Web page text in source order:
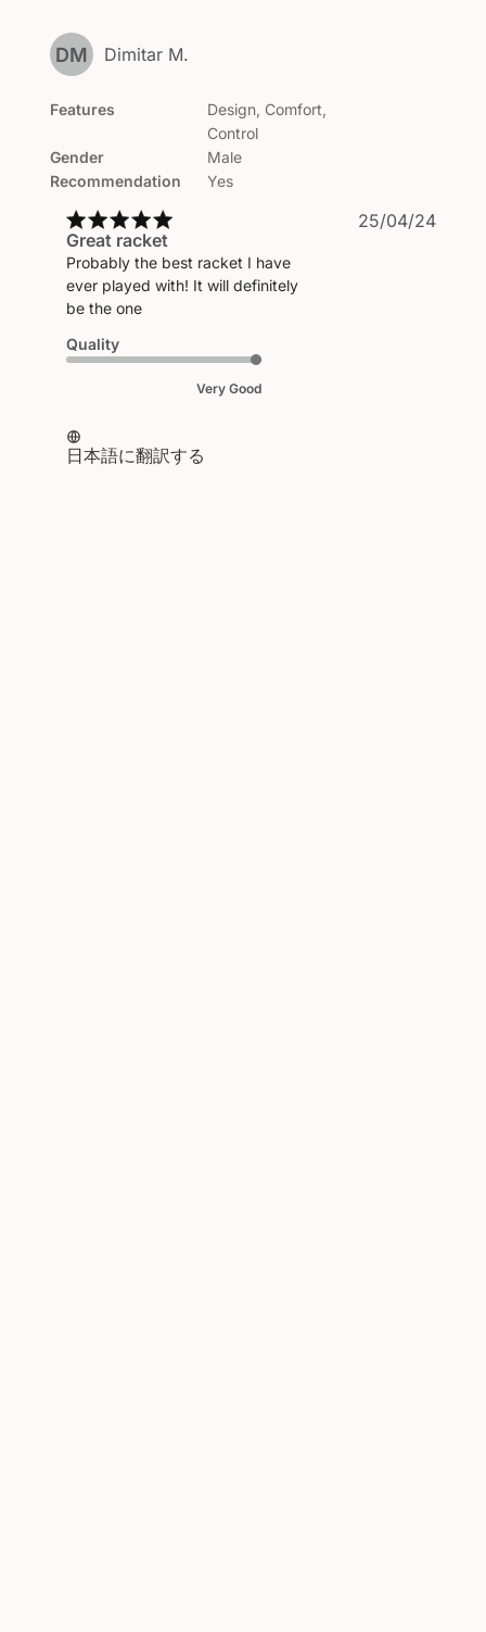
DM Dimitar M.
Features
Gender
Recommendation
Design, Comfort,
Control
Male
Yes
Great racket
Probably the best racket I have
ever played with! It will definitely
be the one
Quality
Very Good
日本語に翻訳する
公
25/04/24